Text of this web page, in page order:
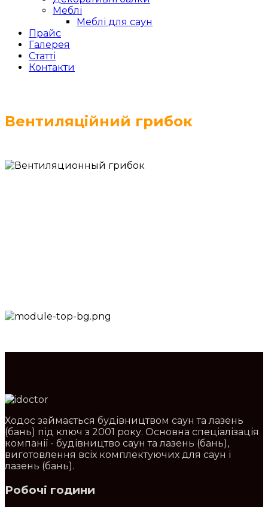
Меблі
Меблі для саун
Прайс
Галерея
Статті
Контакти
Вентиляційний грибок
Ходос займається будівництвом саун та лазень
(бань) під ключ з 2001 року. Основна спеціалізація
компанії - будівництво саун та лазень (бань),
виготовлення всіх комплектуючих для саун і
лазень (бань).
Робочі години